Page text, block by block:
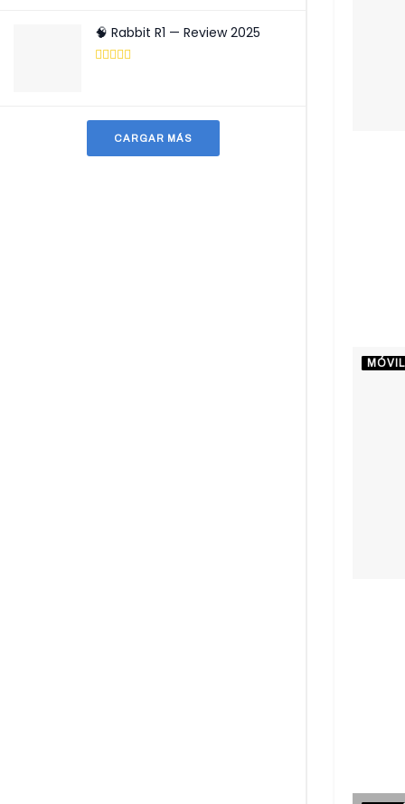
🧠 Rabbit R1 — Review 2025
CARGAR MÁS